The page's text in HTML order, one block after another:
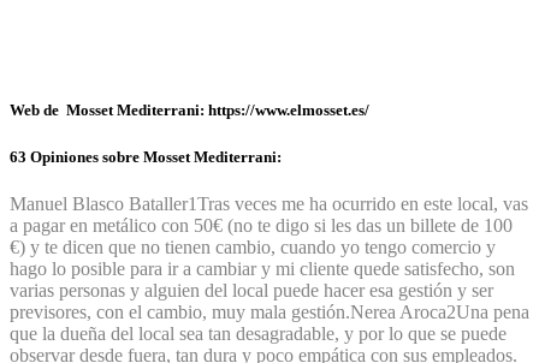
Web de Mosset Mediterrani: https://www.elmosset.es/
63 Opiniones sobre Mosset Mediterrani:
Manuel Blasco Bataller1Tras veces me ha ocurrido en este local, vas
a pagar en metálico con 50€ (no te digo si les das un billete de 100
€) y te dicen que no tienen cambio, cuando yo tengo comercio y
hago lo posible para ir a cambiar y mi cliente quede satisfecho, son
varias personas y alguien del local puede hacer esa gestión y ser
previsores, con el cambio, muy mala gestión.Nerea Aroca2Una pena
que la dueña del local sea tan desagradable, y por lo que se puede
observar desde fuera, tan dura y poco empática con sus empleados.